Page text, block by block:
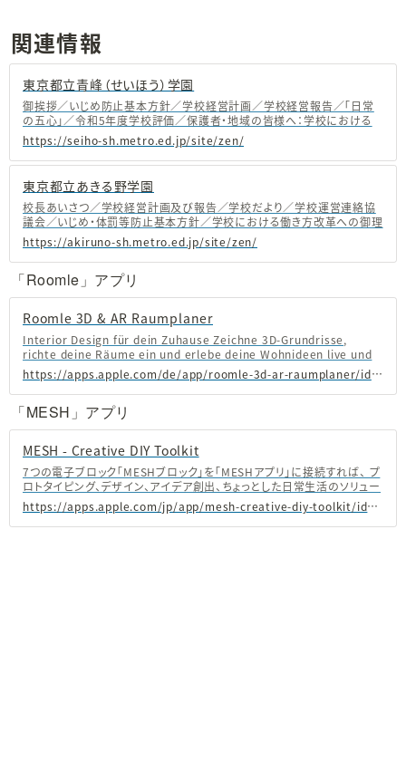
関連情報
東京都立青峰（せいほう）学園
御挨拶／いじめ防止基本方針／学校経営計画／学校経営報告／「日常
の五心」／令和5年度学校評価／保護者・地域の皆様へ：学校における
働き方改革へのご理解及びご協力のお願い／青峰学園だより／進路だ
より
https://seiho-sh.metro.ed.jp/site/zen/
東京都立あきる野学園
校長あいさつ／学校経営計画及び報告／学校だより／学校運営連絡協
議会／いじめ・体罰等防止基本方針／学校における働き方改革への御理
解を（東京都教育委員会へのリンク）
https://akiruno-sh.metro.ed.jp/site/zen/
「Roomle」アプリ
‎Roomle 3D & AR Raumplaner
‎Interior Design für dein Zuhause Zeichne 3D-Grundrisse,
richte deine Räume ein und erlebe deine Wohnideen live und
hautnah in bester Augmented Reality (AR) Qualität. Kreiere
inspirierende Projekte, konfiguriere dein Traummöbel und
teile deine Pläne mit Freunden. *RÄUME PLANEN Spielerisch
leicht k…
https://apps.apple.com/de/app/roomle-3d-ar-raumplaner/id732050356
「MESH」アプリ
‎MESH - Creative DIY Toolkit
‎7つの電子ブロック「MESHブロック」を「MESHアプリ」に接続すれば、 プ
ロトタイピング、デザイン、アイデア創出、ちょっとした日常生活のソリュー
ションまで、 あなたの「あったらいいな」をカタチにできる、それが
「MESH」です。 http://meshprj.com/jp/ ◆様々なセンサーやスイッチ
の機能を持ったMESHブロックと連動。 MESHアプリに接続可能な
https://apps.apple.com/jp/app/mesh-creative-diy-toolkit/id981090691